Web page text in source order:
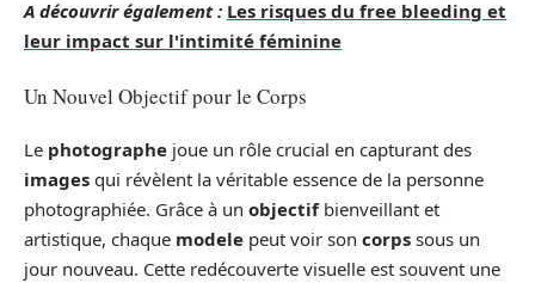
A découvrir également : Les risques du free bleeding et
leur impact sur l'intimité féminine
Un Nouvel Objectif pour le Corps
Le photographe joue un rôle crucial en capturant des
images qui révèlent la véritable essence de la personne
photographiée. Grâce à un objectifbienveillant et
artistique, chaque modele peut voir son corps sous un
jour nouveau. Cette redécouverte visuelle est souvent une